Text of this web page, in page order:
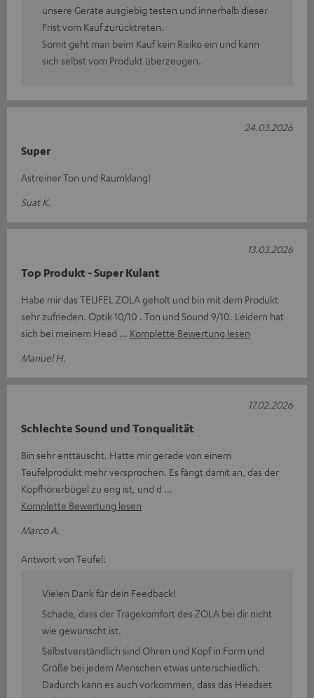
unsere Geräte ausgiebig testen und innerhalb dieser
Frist vom Kauf zurücktreten.
Somit geht man beim Kauf kein Risiko ein und kann
sich selbst vom Produkt überzeugen.
Super
Astreiner Ton und Raumklang!
Suat K.
24.03.2026
Top Produkt - Super Kulant
Habe mir das TEUFEL ZOLA geholt und bin mit dem Produkt
sehr zufrieden. Optik 10/10 . Ton und Sound 9/10. Leidern hat
sich bei meinem Head
Komplette Bewertung lesen
Manuel H.
13.03.2026
Schlechte Sound und Tonqualität
Bin sehr enttäuscht. Hatte mir gerade von einem
Teufelprodukt mehr versprochen. Es fängt damit an, das der
Kopfhörerbügel zu eng ist, und d
Komplette Bewertung lesen
Marco A.
17.02.2026
Antwort von Teufel:
Vielen Dank für dein Feedback!
Schade, dass der Tragekomfort des ZOLA bei dir nicht
wie gewünscht ist.
Selbstverständlich sind Ohren und Kopf in Form und
Größe bei jedem Menschen etwas unterschiedlich.
Dadurch kann es auch vorkommen, dass das Headset